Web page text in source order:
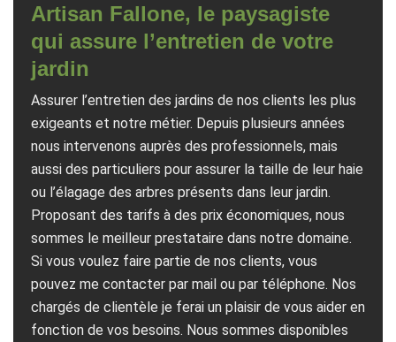
Artisan Fallone, le paysagiste
qui assure l’entretien de votre
jardin
Assurer l’entretien des jardins de nos clients les plus
exigeants et notre métier. Depuis plusieurs années
nous intervenons auprès des professionnels, mais
aussi des particuliers pour assurer la taille de leur haie
ou l’élagage des arbres présents dans leur jardin.
Proposant des tarifs à des prix économiques, nous
sommes le meilleur prestataire dans notre domaine.
Si vous voulez faire partie de nos clients, vous
pouvez me contacter par mail ou par téléphone. Nos
chargés de clientèle je ferai un plaisir de vous aider en
fonction de vos besoins. Nous sommes disponibles